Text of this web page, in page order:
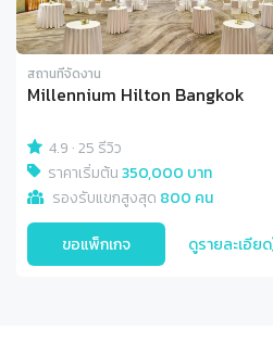
สถานที่จัดงาน
Millennium Hilton Bangkok
4.9 ·25 รีวิว
ราคาเริ่มต้น350,000 บาท
รองรับแขกสูงสุด 800 คน
ขอแพ็กเกจ ดูรายละเอียด